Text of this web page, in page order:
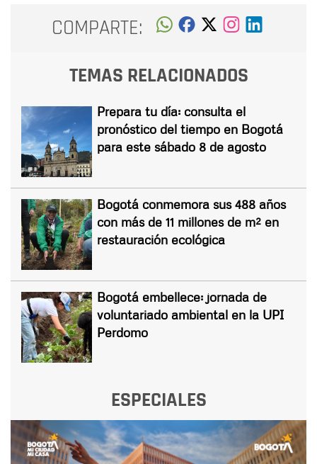
COMPARTE:
TEMAS RELACIONADOS
Prepara tu día: consulta el
pronóstico del tiempo en Bogotá
para este sábado 8 de agosto
Bogotá conmemora sus 488 años
con más de 11 millones de m² en
restauración ecológica
Bogotá embellece: jornada de
voluntariado ambiental en la UPI
Perdomo
ESPECIALES